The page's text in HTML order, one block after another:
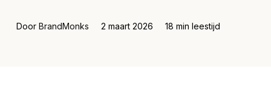
Door BrandMonks 2 maart 2026 18 min leestijd